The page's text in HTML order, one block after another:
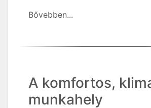
Bővebben...
A komfortos,
munkahely